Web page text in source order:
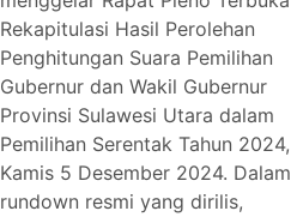
Rekapitulasi Hasil Perolehan
Penghitungan Suara Pemilihan
Gubernur dan Wakil Gubernur
Provinsi Sulawesi Utara dalam
Pemilihan Serentak Tahun 2024,
Kamis 5 Desember 2024. Dalam
rundown resmi yang dirilis,